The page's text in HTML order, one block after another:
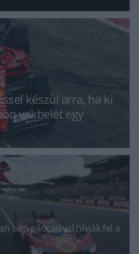
készül arra, ha ki
vakbelét egy
síró pilótájával hívják fel a